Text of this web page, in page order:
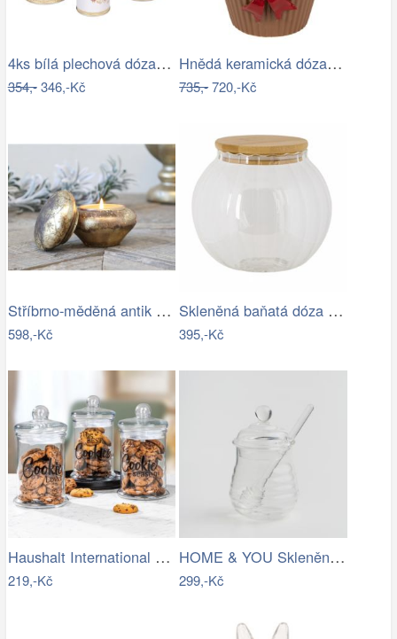
4ks bílá plechová dóza s růžemi - Ø 11…
354,-346,-Kč
Hnědá keramická dóza s mašlí Cupcake -…
735,-720,-Kč
Stříbrno-měděná antik skleněná dóza s…
598,-Kč
Skleněná baňatá dóza s víkem L - Ø 13…
395,-Kč
Haushalt International Skleněná dóza na…
219,-Kč
HOME & YOU Skleněná dóza na med 250 ml
299,-Kč